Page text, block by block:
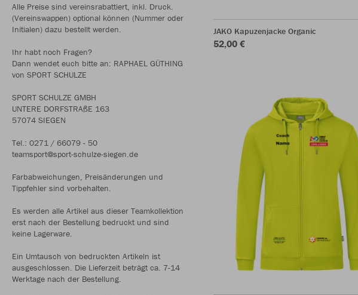
Alle Preise sind vereinsrabattiert, inkl. Druck.
(Vereinswappen) optional können (Nummer oder
Initialen) dazu bestellt werden.
Ihr habt noch Fragen?
Dann wendet euch bitte an: RAPHAEL GÜTHING
von SPORT SCHULZE
SPORT SCHULZE GMBH
UNTERE DORFSTRAßE 163
57074 SIEGEN
Tel.: 0271 / 66079 - 50
teamsport@sport-schulze-siegen.de
Farbabweichungen, Preisänderungen und
Tippfehler sind vorbehalten.
Es werden alle Artikel aus dieser Teamkollektion
erst nach der Bestellung bedruckt und sind
keine Lagerware.
Ein Umtausch von bedruckten Artikeln ist
ausgeschlossen. Die Lieferzeit beträgt ca. 7-14
Werktage nach der Bestellung.
JAKO Kapuzenjacke Organic
52,00 €